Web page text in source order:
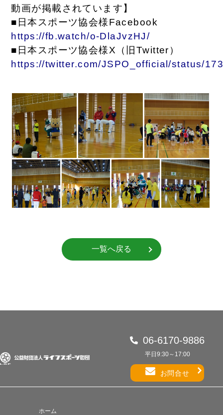
動画が掲載されています】
■日本スポーツ協会様Facebook
https://fb.watch/o-DlaJvzHJ/
■日本スポーツ協会様X（旧Twitter）
https://twitter.com/JSPO_official/status/
一覧へ戻る
06-6170-9886
平日9:30～17:00
お問合せ
ホーム